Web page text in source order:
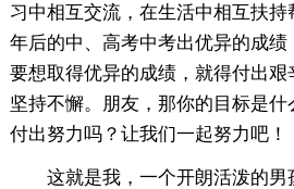
习中相互交流，在生活中相互扶
年后的中、高考中考出优异的成绩
要想取得优异的成绩，就得付出
坚持不懈。朋友，那你的目标是
付出努力吗？让我们一起努力吧！
这就是我，一个开朗活泼的